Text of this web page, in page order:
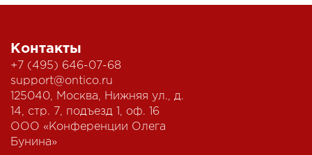
Контакты
+7 (495) 646-07-68
support@ontico.ru
125040, Москва, Нижняя ул., д.
14, стр. 7, подъезд 1, оф. 16
ООО «Конференции Олега
Бунина»